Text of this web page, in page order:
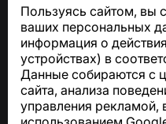
Пользуясь сайтом, вы
ваших персональных
информация о
устройствах) в
Данные собираются с
сайта, анализа
управления рекламой,
Для запросов по
support@numbuster.com
Центр поддержки
Новости и статьи
О проекте